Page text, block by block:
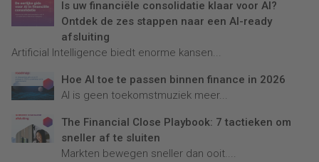
Is uw financiële consolidatie klaar voor AI?
Ontdek de zes stappen naar een AI-ready
afsluiting
Artificial Intelligence biedt enorme kansen...
Hoe AI toe te passen binnen finance in 2026
AI is geen toekomstmuziek meer...
The Financial Close Playbook: 7 tactieken om
sneller af te sluiten
Markten bewegen sneller dan ooit....